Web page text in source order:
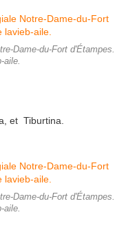
Dame-du-Fort d'Étampes.
aile.
et Tiburtina.
Dame-du-Fort d'Étampes.
aile.